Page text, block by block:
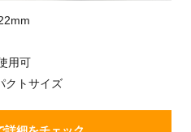
用可
クトサイズ